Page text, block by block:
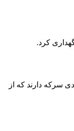
کرد.
سرکه دارند که از